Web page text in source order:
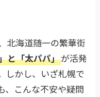
北海道随一の繁華街
と「太パパ」が活発
しかし、いざ札幌で
、こんな不安や疑問